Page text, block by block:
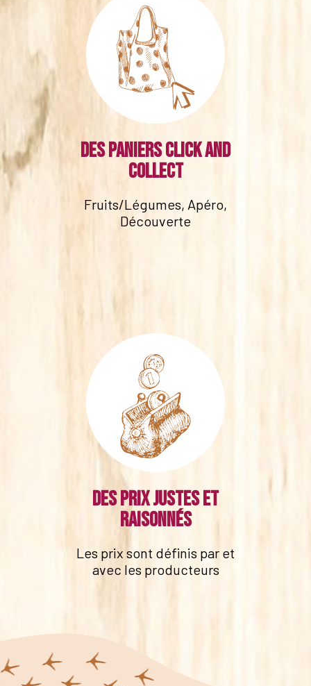
Des paniers click and
collect
Fruits/Légumes, Apéro,
Découverte
Des prix justes et
raisonnés
Les prix sont définis par et
avec les producteurs